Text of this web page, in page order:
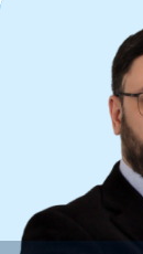
банкротства и
бизнеса. С
работе с IT-
на всех этапах
глубокими
регулировании
сфере